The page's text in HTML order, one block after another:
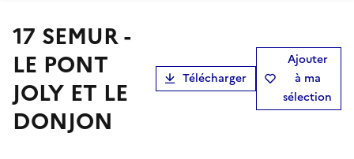
17 SEMUR -
LE PONT
JOLY ET LE
DONJON
Télécharger
Ajouter
à ma
sélection